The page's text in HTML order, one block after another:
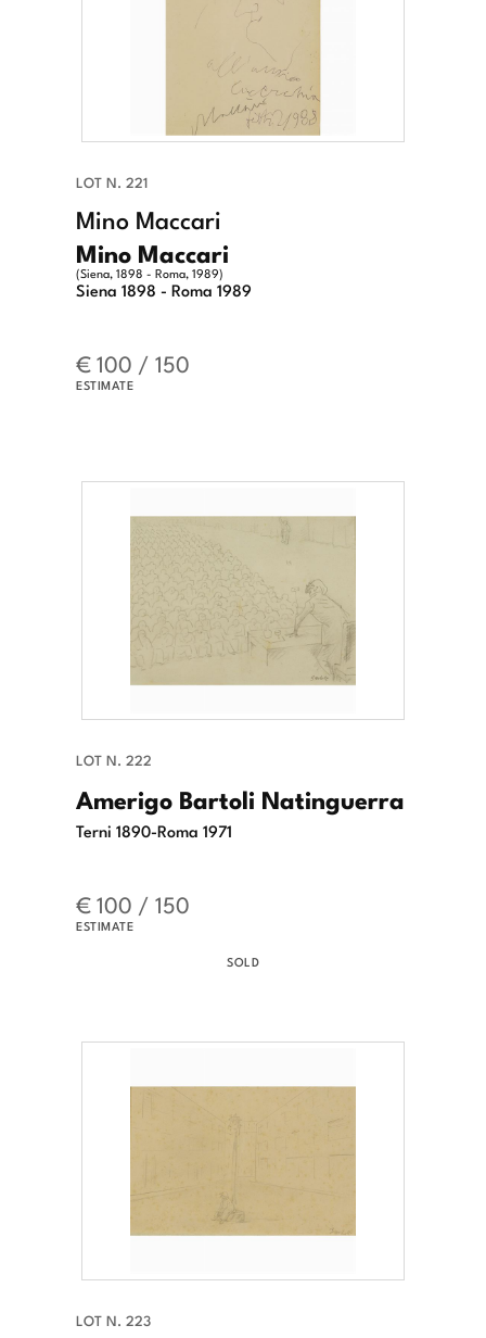
LOT N. 221
Mino Maccari
(Siena, 1898 - Roma, 1989)
Mino Maccari
Siena 1898 - Roma 1989
€ 100 / 150
ESTIMATE
LOT N. 222
Amerigo Bartoli Natinguerra
Terni 1890-Roma 1971
€ 100 / 150
ESTIMATE
SOLD
LOT N. 223